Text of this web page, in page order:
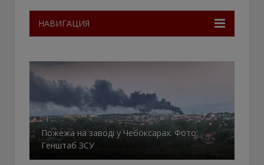
НАВИГАЦИЯ
Пожежа на заводі у Чебоксарах. Фото:
Генштаб ЗСУ